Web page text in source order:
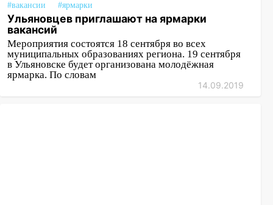
#вакансии
#ярмарки
Ульяновцев приглашают на ярмарки
вакансий
Мероприятия состоятся 18 сентября во всех
муниципальных образованиях региона. 19 сентября
в Ульяновске будет организована молодёжная
ярмарка. По словам
14.09.2019